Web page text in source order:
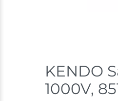
KENDO
1000V,